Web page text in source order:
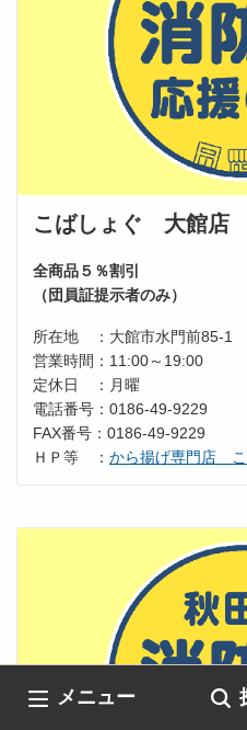
メニュー
こばしょぐ 大館店
全商品５％割引
（団員証提示者のみ）
所在地 ：大館市水門前85-1
営業時間：11:00～19:00
定休日 ：月曜
電話番号：0186-49-9229
FAX番号：0186-49-9229
ＨＰ等 ： から揚げ専門店 こ